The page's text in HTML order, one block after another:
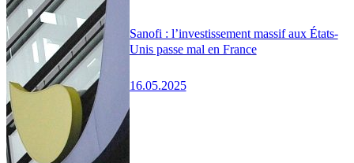
Sanofi : l’investissement massif aux États-
Unis passe mal en France
16.05.2025